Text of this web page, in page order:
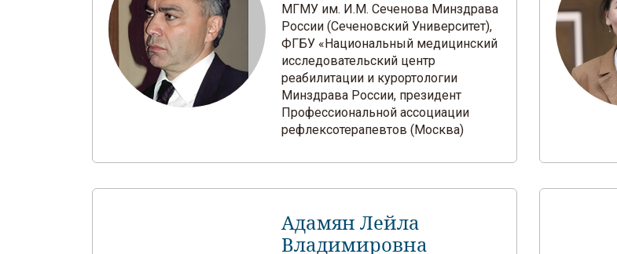
МГМУ им. И.М. Сеченова Минздрава
России (Сеченовский Университет),
ФГБУ «Национальный медицинский
исследовательский центр
реабилитации и курортологии
Минздрава России, президент
Профессиональной ассоциации
рефлексотерапевтов (Москва)
Адамян Лейла
Владимировна